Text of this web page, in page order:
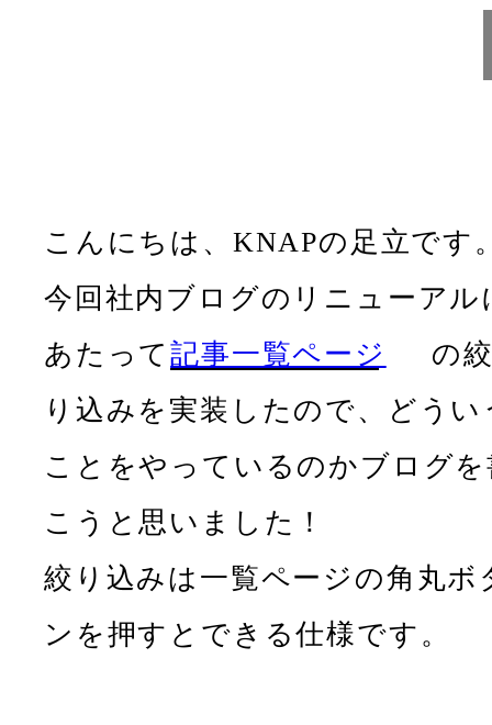
こんにちは、KNAPの足立です
今回社内ブログのリニューアル
あたって記事一覧ページ
の
り込みを実装したので、どうい
ことをやっているのかブログを
こうと思いました！
絞り込みは一覧ページの角丸ボ
ンを押すとできる仕様です。